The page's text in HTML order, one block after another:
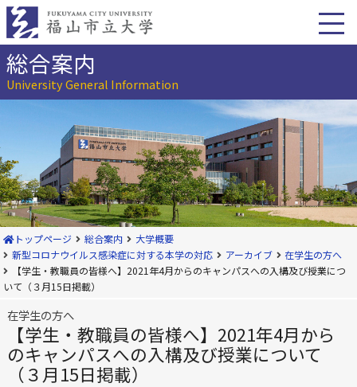
本
へ
動総合案内
University General Information
トップページ 総合案内
大学概要
新型コロナウイルス感染症に対する本学の対応
アーカイブ
在学生の方へ
【学生・教職員の皆様へ】2021年4月からのキャンパスへの入構及び授業につ
いて（３月15日掲載）
在学生の方へ
【学生・教職員の皆様へ】2021年4月から
のキャンパスへの入構及び授業について
（３月15日掲載）